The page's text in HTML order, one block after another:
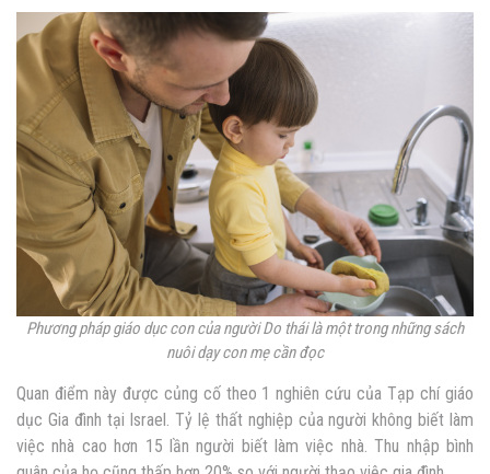
Phương pháp giáo dục con của người Do thái là một trong những sách
nuôi dạy con mẹ cần đọc
Quan điểm này được củng cố theo 1 nghiên cứu của Tạp chí giáo
dục Gia đình tại Israel. Tỷ lệ thất nghiệp của người không biết làm
việc nhà cao hơn 15 lần người biết làm việc nhà. Thu nhập bình